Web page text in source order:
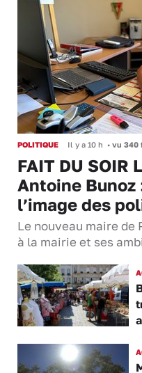
POLITIQUE Il y a 10 h • vu 340
FAIT DU SOIR
Antoine Bunoz
l’image des
Le nouveau maire de
à la mairie et ses